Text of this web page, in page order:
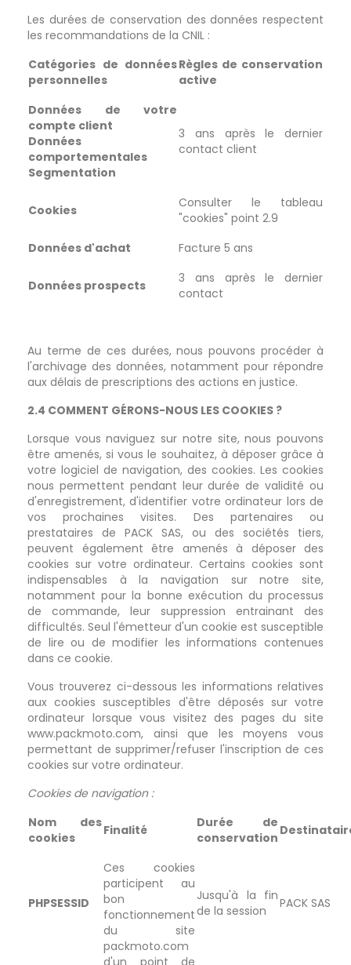
Les durées de conservation des données respectent
les recommandations de la CNIL :
Catégories de données
personnelles
Règles de conservation
active
Données de votre
compte client
Données
comportementales
Segmentation
3 ans après le dernier
contact client
Cookies
Consulter le tableau
"cookies" point 2.9
Données d'achat
Facture 5 ans
Données prospects
3 ans après le dernier
contact
Au terme de ces durées, nous pouvons procéder à
l'archivage des données, notamment pour répondre
aux délais de prescriptions des actions en justice.
2.4 COMMENT GÉRONS-NOUS LES COOKIES ?
Lorsque vous naviguez sur notre site, nous pouvons
être amenés, si vous le souhaitez, à déposer grâce à
votre logiciel de navigation, des cookies. Les cookies
nous permettent pendant leur durée de validité ou
d'enregistrement, d'identifier votre ordinateur lors de
vos prochaines visites. Des partenaires ou
prestataires de PACK SAS, ou des sociétés tiers,
peuvent également être amenés à déposer des
cookies sur votre ordinateur. Certains cookies sont
indispensables à la navigation sur notre site,
notamment pour la bonne exécution du processus
de commande, leur suppression entrainant des
difficultés. Seul l'émetteur d'un cookie est susceptible
de lire ou de modifier les informations contenues
dans ce cookie.
Vous trouverez ci-dessous les informations relatives
aux cookies susceptibles d'être déposés sur votre
ordinateur lorsque vous visitez des pages du site
www.packmoto.com, ainsi que les moyens vous
permettant de supprimer/refuser l'inscription de ces
cookies sur votre ordinateur.
Cookies de navigation :
Nom des
cookies
Finalité
Durée de
conservation
PHPSESSID
Ces cookies
participent au
bon
fonctionnement
du site
packmoto.com
d'un point de
Jusqu'à la fin
de la session
PACK SAS